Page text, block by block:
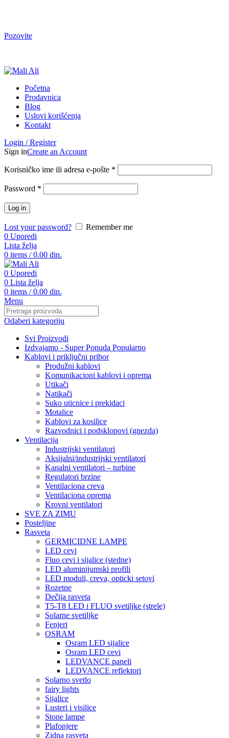
Pozovite
Početna
Prodavnica
Blog
Uslovi korišćenja
Kontakt
Login / Register
Sign inCreate an Account
Korisničko ime ili adresa e-pošte *
Password *
Log in
Lost your password?
Remember me
0 Uporedi
Lista želja
0 items / 0.00 din.
0 Uporedi
0 Lista želja
0 items / 0.00 din.
Menu
Odaberi kategoriju
Svi Proizvodi
Izdvajamo - Super Ponuda Popularno
Kablovi i priključni pribor
Produžni kablovi
Komunikacioni kablovi i oprema
Utikači
Natikači
Suko uticnice i prekidaci
Motalice
Kablovi za kosilice
Razvodnici i podsklopovi (gnezda)
Ventilacija
Industrijski ventilatori
Aksijalni/industrijski ventilatori
Kanalni ventilatori – turbine
Regulatori brzine
Ventilaciona creva
Ventilaciona oprema
Krovni ventilatori
SVE ZA ZIMU
Posteljine
Rasveta
GERMICIDNE LAMPE
LED cevi
Fluo cevi i sijalice (stedne)
LED aluminijumski profili
LED moduli, creva, opticki setovi
Rozetne
Dečija rasveta
T5-T8 LED i FLUO svetiljke (strele)
Solarne svetiljke
Fenjeri
OSRAM
Osram LED sijalice
Osram LED cevi
LEDVANCE paneli
LEDVANCE reflektori
Solarno svetlo
fairy lights
Sijalice
Lusteri i visilice
Stone lampe
Plafonjere
Zidna rasveta